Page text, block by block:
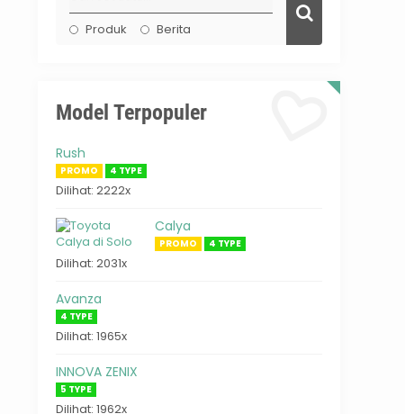
Produk Berita
Model Terpopuler
Rush
PROMO 4 TYPE
Dilihat: 2222x
Calya
PROMO 4 TYPE
Dilihat: 2031x
Avanza
4 TYPE
Dilihat: 1965x
INNOVA ZENIX
5 TYPE
Dilihat: 1962x